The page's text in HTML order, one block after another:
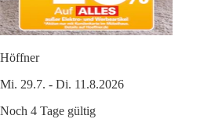
Höffner
Mi. 29.7. - Di. 11.8.2026
Noch 4 Tage gültig